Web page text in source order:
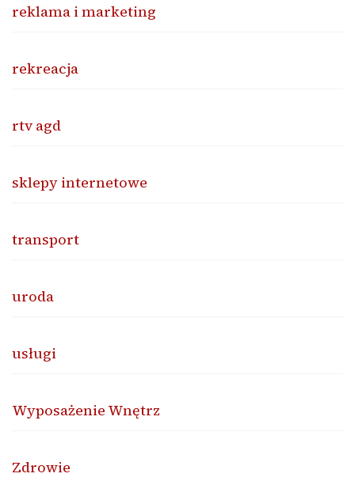
reklama i marketing
rekreacja
rtv agd
sklepy internetowe
transport
uroda
usługi
Wyposażenie Wnętrz
Zdrowie